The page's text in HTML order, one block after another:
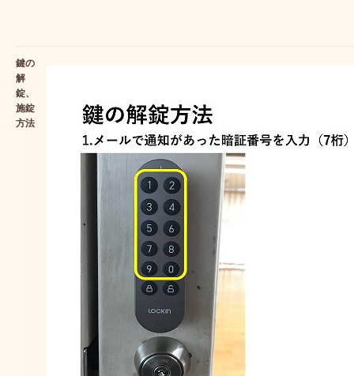
鍵の
解
錠、
施錠
方法